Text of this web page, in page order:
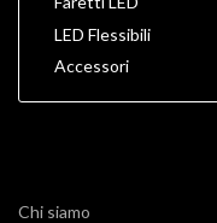
LED Flessibili
Accessori
Chi siamo